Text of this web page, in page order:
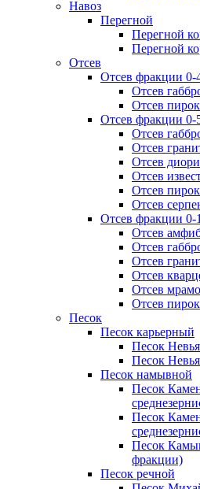
Навоз
Перегной
Перегной
Перегной
Отсев
Отсев фракции
Отсев
Отсев
Отсев фракции
Отсев
Отсев
Отсев
Отсев
Отсев
Отсев
Отсев фракции
Отсев
Отсев
Отсев
Отсев
Отсев
Отсев
Песок
Песок карьерный
Песок
Песок
Песок намывной
Песок
Песок
Песок
фракции)
Песок речной